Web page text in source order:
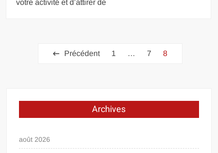
votre activité et d’attirer de
PaginationPrécédent 1 … 7 8
Archives
août 2026